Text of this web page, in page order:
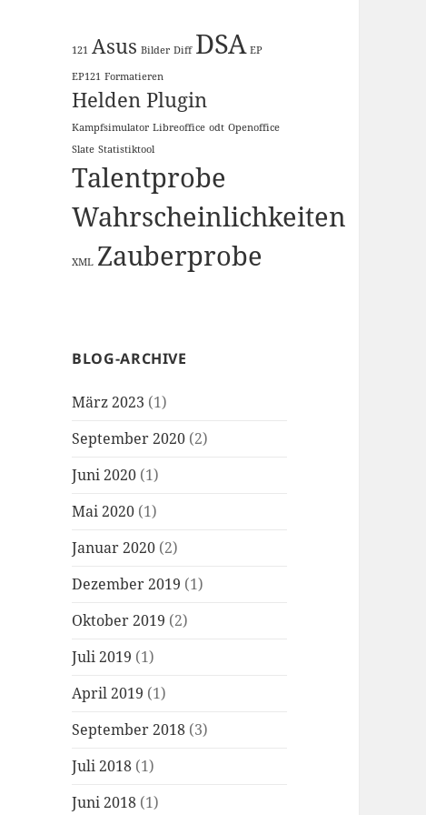
121 Asus Bilder Diff DSA EP
EP121 Formatieren
Helden Plugin
Kampfsimulator Libreoffice odt Openoffice
Slate Statistiktool
Talentprobe
Wahrscheinlichkeiten
XML Zauberprobe
BLOG-ARCHIVE
März 2023 (1)
September 2020 (2)
Juni 2020 (1)
Mai 2020 (1)
Januar 2020 (2)
Dezember 2019 (1)
Oktober 2019 (2)
Juli 2019 (1)
April 2019 (1)
September 2018 (3)
Juli 2018 (1)
Juni 2018 (1)